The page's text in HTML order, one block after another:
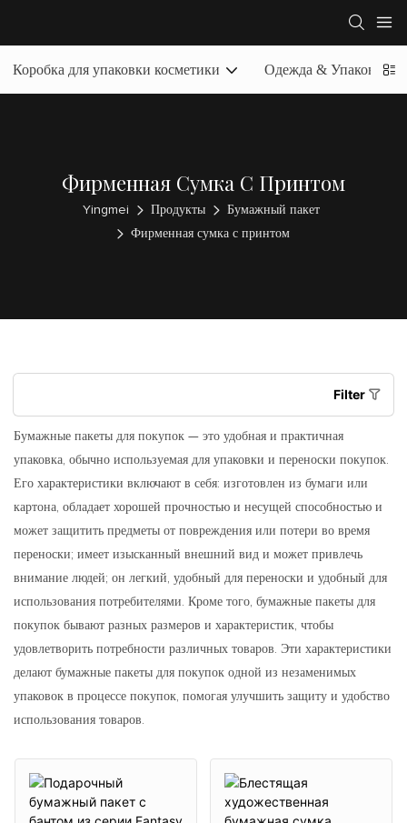
Коробка для упаковки косметики Одежда &
Фирменная Сумка С Принтом
Yingmei Продукты
Бумажный пакет
Фирменная сумка с принтом
Filter
Бумажные пакеты для покупок — это удобная и практичная
упаковка, обычно используемая для упаковки и переноски покупок.
Его характеристики включают в себя: изготовлен из бумаги или
картона, обладает хорошей прочностью и несущей способностью и
может защитить предметы от повреждения или потери во время
переноски; имеет изысканный внешний вид и может привлечь
внимание людей; он легкий, удобный для переноски и удобный для
использования потребителями. Кроме того, бумажные пакеты для
покупок бывают разных размеров и характеристик, чтобы
удовлетворить потребности различных товаров. Эти характеристики
делают бумажные пакеты для покупок одной из незаменимых
упаковок в процессе покупок, помогая улучшить защиту и удобство
использования товаров.